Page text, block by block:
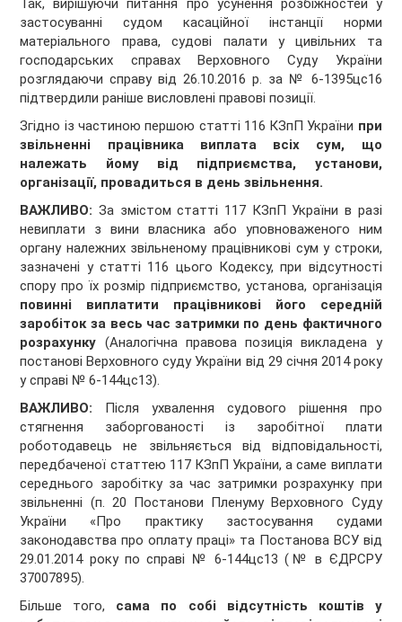
Так, вирішуючи питання про усунення розбіжностей у
застосуванні судом касаційної інстанції норми
матеріального права, судові палати у цивільних та
господарських справах Верховного Суду України
розглядаючи справу від 26.10.2016 р. за № 6-1395цс16
підтвердили раніше висловлені правові позиції.
Згідно із частиною першою статті 116 КЗпП України при
звільненні працівника виплата всіх сум, що
належать йому від підприємства, установи,
організації, провадиться в день звільнення.
ВАЖЛИВО: За змістом статті 117 КЗпП України в разі
невиплати з вини власника або уповноваженого ним
органу належних звільненому працівникові сум у строки,
зазначені у статті 116 цього Кодексу, при відсутності
спору про їх розмір підприємство, установа, організація
повинні виплатити працівникові його середній
заробіток за весь час затримки по день фактичного
розрахунку (Аналогічна правова позиція викладена у
постанові Верховного суду України від 29 січня 2014 року
у справі № 6-144цс13).
ВАЖЛИВО: Після ухвалення судового рішення про
стягнення заборгованості із заробітної плати
роботодавець не звільняється від відповідальності,
передбаченої статтею 117 КЗпП України, а саме виплати
середнього заробітку за час затримки розрахунку при
звільненні (п. 20 Постанови Пленуму Верховного Суду
України «Про практику застосування судами
законодавства про оплату праці» та Постанова ВСУ від
29.01.2014 року по справі № 6-144цс13 (№ в ЄДРСРУ
37007895).
Більше того, сама по собі відсутність коштів у